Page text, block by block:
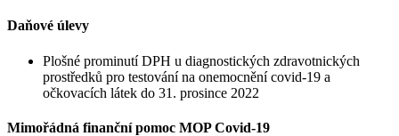
Daňové úlevy
Plošné prominutí DPH u diagnostických zdravotnických
prostředků pro testování na onemocnění covid-19 a
očkovacích látek do 31. prosince 2022
Mimořádná finanční pomoc MOP Covid-19